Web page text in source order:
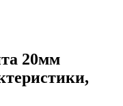
20мм